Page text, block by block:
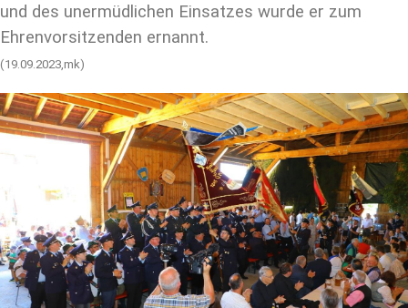
und des unermüdlichen Einsatzes wurde er zum
Ehrenvorsitzenden ernannt.
(19.09.2023,mk)